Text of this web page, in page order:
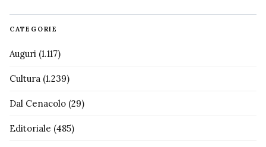
CATEGORIE
Auguri (1.117)
Cultura (1.239)
Dal Cenacolo (29)
Editoriale (485)